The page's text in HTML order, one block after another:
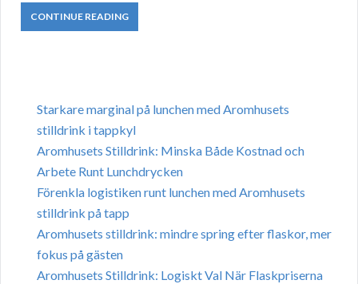
CONTINUE READING
Starkare marginal på lunchen med Aromhusets
stilldrink i tappkyl
Aromhusets Stilldrink: Minska Både Kostnad och
Arbete Runt Lunchdrycken
Förenkla logistiken runt lunchen med Aromhusets
stilldrink på tapp
Aromhusets stilldrink: mindre spring efter flaskor, mer
fokus på gästen
Aromhusets Stilldrink: Logiskt Val När Flaskpriserna